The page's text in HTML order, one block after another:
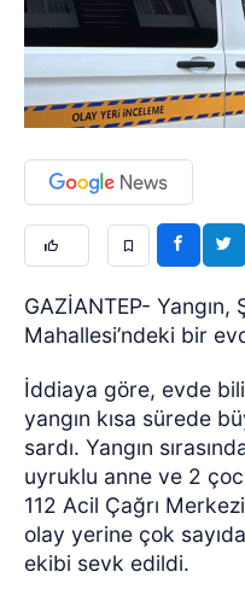
GAZİANTEP-
Mahallesi’ndeki bir
İddiaya göre, evde
yangın kısa sürede
sardı. Yangın
uyruklu anne ve 2
112 Acil Çağrı
olay yerine çok
ekibi sevk edildi.